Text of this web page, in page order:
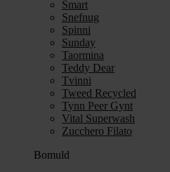
Smart
Snefnug
Spinni
Sunday
Taormina
Teddy Dear
Tvinni
Tweed Recycled
Tynn Peer Gynt
Vital Superwash
Zucchero Filato
Bomuld